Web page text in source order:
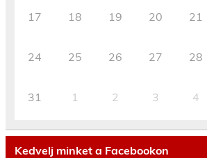
17 18 19 20 21
24 25 26 27 28
31 1 2 3 4
Kedvelj minket a Facebookon